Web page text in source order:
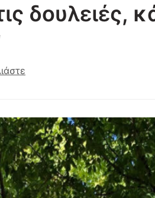
δουλειές,